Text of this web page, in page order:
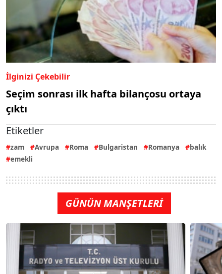
İlginizi Çekebilir
Seçim sonrası ilk hafta bilançosu ortaya
çıktı
Etiketler
zam Avrupa Roma Bulgaristan Romanya
balık
emekli
GÜNÜN MANŞETLERİ